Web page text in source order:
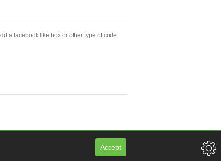
a facebook like box or other type of code.
Accept